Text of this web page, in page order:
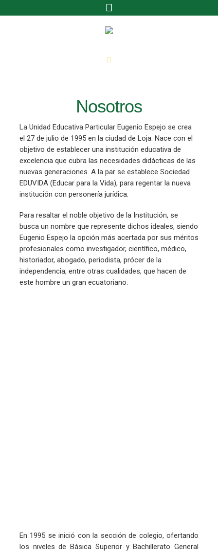
Nosotros
La Unidad Educativa Particular Eugenio Espejo se crea
el 27 de julio de 1995 en la ciudad de Loja. Nace con el
objetivo de establecer una institución educativa de
excelencia que cubra las necesidades didácticas de las
nuevas generaciones. A la par se establece Sociedad
EDUVIDA (Educar para la Vida), para regentar la nueva
institución con personería jurídica.
Para resaltar el noble objetivo de la Institución, se
busca un nombre que represente dichos ideales, siendo
Eugenio Espejo la opción más acertada por sus méritos
profesionales como investigador, científico, médico,
historiador, abogado, periodista, prócer de la
independencia, entre otras cualidades, que hacen de
este hombre un gran ecuatoriano.
En 1995 se inició con la sección de colegio, ofertando
los niveles de Básica Superior y Bachillerato General